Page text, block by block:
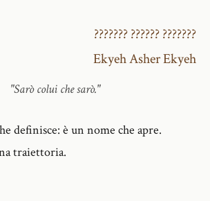
??????? ?????? ???????
Ekyeh Asher Ekyeh
"Sarò colui che sarò."
definisce: è un nome che apre.
traiettoria.